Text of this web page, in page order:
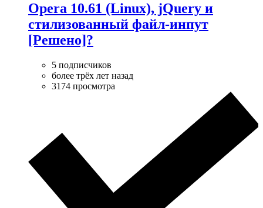
Opera 10.61 (Linux), jQuery и
стилизованный файл-инпут
[Решено]?
5 подписчиков
более трёх лет назад
3174 просмотра